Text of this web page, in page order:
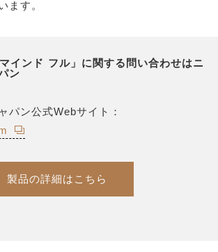
ます。
インド フル」に関する問い合わせはニ
ン
パン公式Webサイト：
製品の詳細はこちら